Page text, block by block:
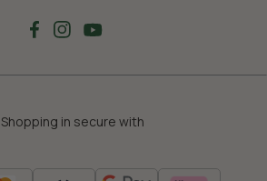
Shopping in secure with